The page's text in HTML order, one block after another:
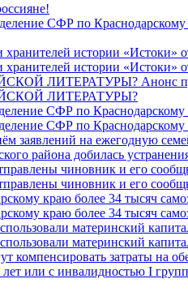
СФР по Краснодарскому
истории «Истоки»
истории «Истоки»
ЛИТЕРАТУРЫ? Анонс
ЛИТЕРАТУРЫ?
СФР по
СФР по Краснодарскому
заявлений на ежегодную
района добилась
чиновник и его
чиновник и его
краю более 34 тысяч
краю более 34 тысяч
материнский
материнский
компенсировать затраты на
или с инвалидностью I